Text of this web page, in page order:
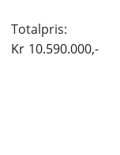
Totalpris:
Kr 10.590.000,-